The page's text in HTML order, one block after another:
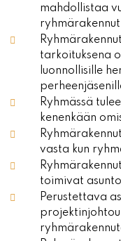
mahdollistaa
tarkoituksena
luonnollisille
Ryhmässä
kenenkään
vasta kun
toimivat
Perustettava